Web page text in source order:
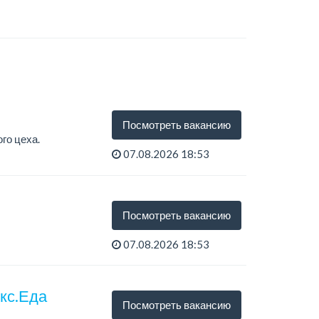
цеха.
Посмотреть вакансию
07.08.2026 18:53
Посмотреть вакансию
07.08.2026 18:53
Посмотреть вакансию